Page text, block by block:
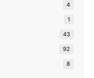
4
1
43
92
8